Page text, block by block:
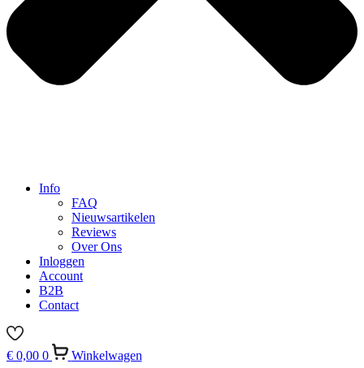
Info
FAQ
Nieuwsartikelen
Reviews
Over Ons
Inloggen
Account
B2B
Contact
€ 0,00 0
Winkelwagen